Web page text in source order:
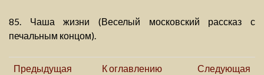
85. Чаша жизни (Веселый московский рассказ с
печальным концом).
Предыдущая
К оглавлению
Следующая